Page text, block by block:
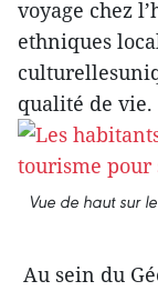
voyage chez
ethniques
qualité de vie.
Vue de haut sur
Au sein du